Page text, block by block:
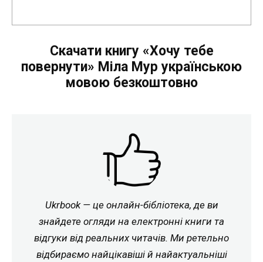
Скачати книгу «Хочу тебе
повернути» Міла Мур українською
мовою безкоштовно
Ukrbook — це онлайн-бібліотека, де ви
знайдете огляди на електронні книги та
відгуки від реальних читачів. Ми ретельно
відбираємо найцікавіші й найактуальніші